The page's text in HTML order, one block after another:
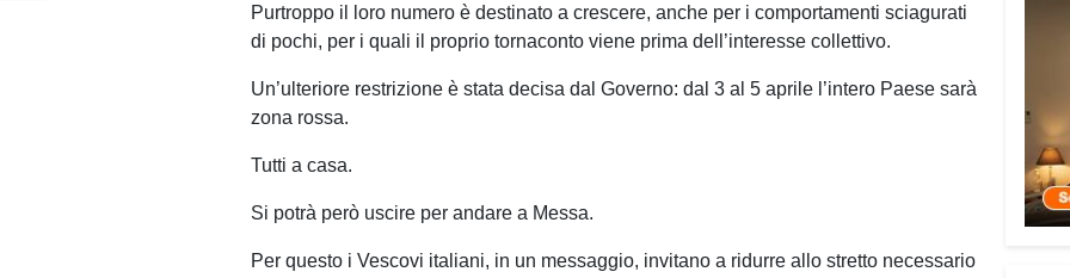
Purtroppo il loro numero è destinato a crescere, anche per i comportamenti sciagurati
di pochi, per i quali il proprio tornaconto viene prima dell’interesse collettivo.
Un’ulteriore restrizione è stata decisa dal Governo: dal 3 al 5 aprile l’intero Paese sarà
zona rossa.
Tutti a casa.
Si potrà però uscire per andare a Messa.
Per questo i Vescovi italiani, in un messaggio, invitano a ridurre allo stretto necessario
mia